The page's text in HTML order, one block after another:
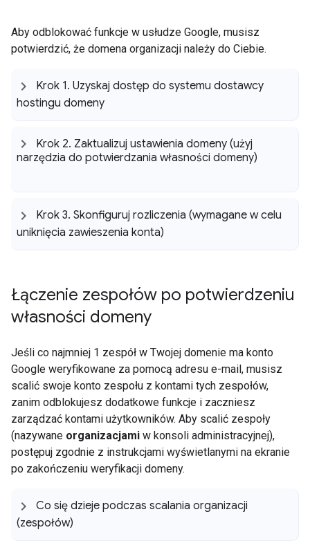
Aby odblokować funkcje w usłudze Google, musisz
potwierdzić, że domena organizacji należy do Ciebie.
Krok 1. Uzyskaj dostęp do systemu dostawcy
hostingu domeny
Krok 2. Zaktualizuj ustawienia domeny (użyj
narzędzia do potwierdzania własności domeny)
Krok 3. Skonfiguruj rozliczenia (wymagane w celu
uniknięcia zawieszenia konta)
Łączenie zespołów po potwierdzeniu
własności domeny
Jeśli co najmniej 1 zespół w Twojej domenie ma konto
Google weryfikowane za pomocą adresu e-mail, musisz
scalić swoje konto zespołu z kontami tych zespołów,
zanim odblokujesz dodatkowe funkcje i zaczniesz
zarządzać kontami użytkowników. Aby scalić zespoły
(nazywane organizacjami w konsoli administracyjnej),
postępuj zgodnie z instrukcjami wyświetlanymi na ekranie
po zakończeniu weryfikacji domeny.
Co się dzieje podczas scalania organizacji
(zespołów)